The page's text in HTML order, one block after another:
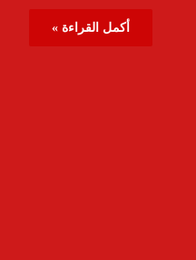
أكمل القراءة »